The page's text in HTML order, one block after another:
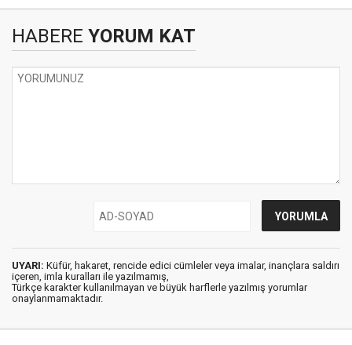
HABERE YORUM KAT
UYARI: Küfür, hakaret, rencide edici cümleler veya imalar, inançlara saldırı
içeren, imla kuralları ile yazılmamış,
Türkçe karakter kullanılmayan ve büyük harflerle yazılmış yorumlar
onaylanmamaktadır.